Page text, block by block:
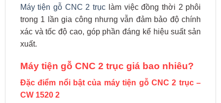
Máy tiện gỗ CNC 2 trục làm việc đồng thời 2 phôi
trong 1 lần gia công nhưng vẫn đảm bảo độ chính
xác và tốc độ cao, góp phần đáng kể hiệu suất sản
xuất.
Máy tiện gỗ CNC 2 trục giá bao nhiêu?
Đặc điểm nổi bật của máy tiện gỗ CNC 2 trục –
CW 1520 2